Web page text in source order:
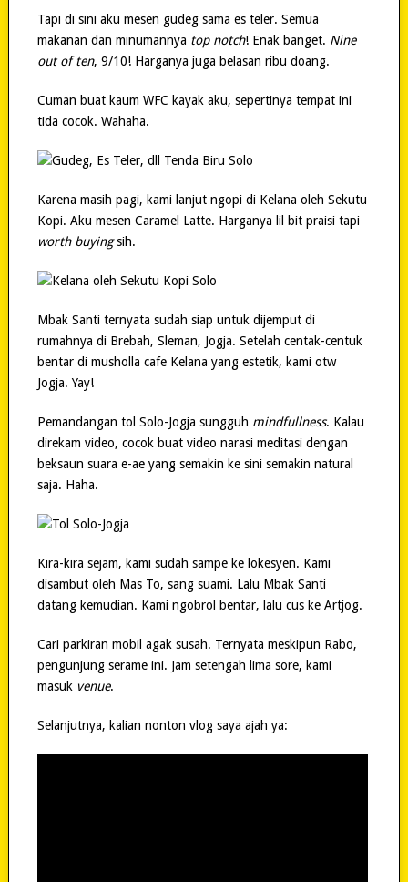
Tapi di sini aku mesen gudeg sama es teler. Semua
makanan dan minumannya top notch! Enak banget. Nine
out of ten, 9/10! Harganya juga belasan ribu doang.
Cuman buat kaum WFC kayak aku, sepertinya tempat ini
tida cocok. Wahaha.
Karena masih pagi, kami lanjut ngopi di Kelana oleh Sekutu
Kopi. Aku mesen Caramel Latte. Harganya lil bit praisi tapi
worth buyingsih.
Mbak Santi ternyata sudah siap untuk dijemput di
rumahnya di Brebah, Sleman, Jogja. Setelah centak-centuk
bentar di musholla cafe Kelana yang estetik, kami otw
Jogja. Yay!
Pemandangan tol Solo-Jogja sungguh mindfullness. Kalau
direkam video, cocok buat video narasi meditasi dengan
beksaun suara e-ae yang semakin ke sini semakin natural
saja. Haha.
Kira-kira sejam, kami sudah sampe ke lokesyen. Kami
disambut oleh Mas To, sang suami. Lalu Mbak Santi
datang kemudian. Kami ngobrol bentar, lalu cus ke Artjog.
Cari parkiran mobil agak susah. Ternyata meskipun Rabo,
pengunjung serame ini. Jam setengah lima sore, kami
masuk venue.
Selanjutnya, kalian nonton vlog saya ajah ya: